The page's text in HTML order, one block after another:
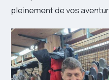
pleinement de vos